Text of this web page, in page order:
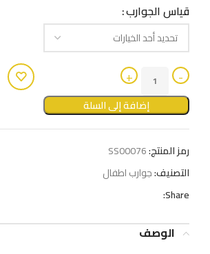
قياس الجوارب
إضافة إلى السلة
رمز المنتج:SS00076
التصنيف:جوارب اطفال
Share:
الوصف